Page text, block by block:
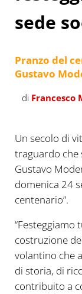
sede
Pranzo del
Gustavo
di Francesco
Un secolo di
traguardo che
Gustavo
domenica 24
centenario”.
“Festeggiamo
costruzione
volantino che
di storia, di
contribuito a